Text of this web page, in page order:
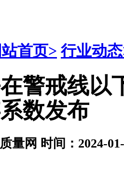
站首页> 行业动
警戒线以
数发布
量网 时间：2024-